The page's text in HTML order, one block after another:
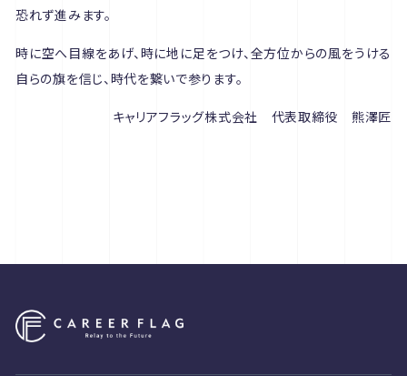
恐れず進みます。
時に空へ目線をあげ、時に地に足をつけ、全方位からの風をうける
自らの旗を信じ、時代を繋いで参ります。
キャリアフラッグ株式会社 代表取締役 熊澤匠